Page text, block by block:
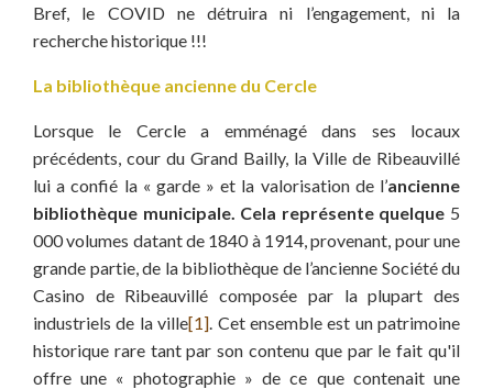
Bref, le COVID ne détruira ni l’engagement, ni la
recherche historique !!!
La bibliothèque ancienne du Cercle
Lorsque le Cercle a emménagé dans ses locaux
précédents, cour du Grand Bailly, la Ville de Ribeauvillé
lui a confié la « garde » et la valorisation de l’ancienne
bibliothèque municipale. Cela représente quelque 5
000 volumes datant de 1840 à 1914, provenant, pour une
grande partie, de la bibliothèque de l’ancienne Société du
Casino de Ribeauvillé composée par la plupart des
industriels de la ville[1]. Cet ensemble est un patrimoine
historique rare tant par son contenu que par le fait qu'il
offre une « photographie » de ce que contenait une